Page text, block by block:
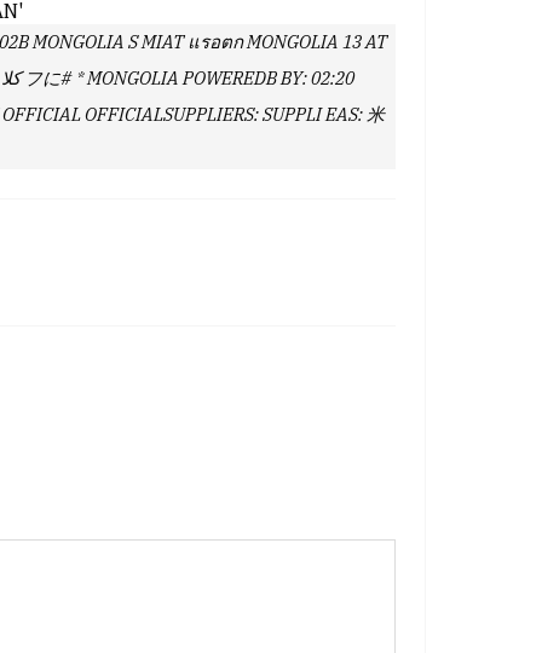
MONGOLIA S MIAT แรอตก MONGOLIA 13 AT
OFFICIALSUPPLIERS: SUPPLI EAS: 米